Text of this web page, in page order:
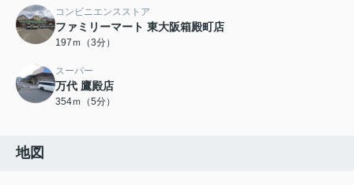
コンビニエンスストア
ファミリーマート 東大阪箱殿町店
197ｍ（3分）
スーパー
万代 鷹殿店
354ｍ（5分）
地図